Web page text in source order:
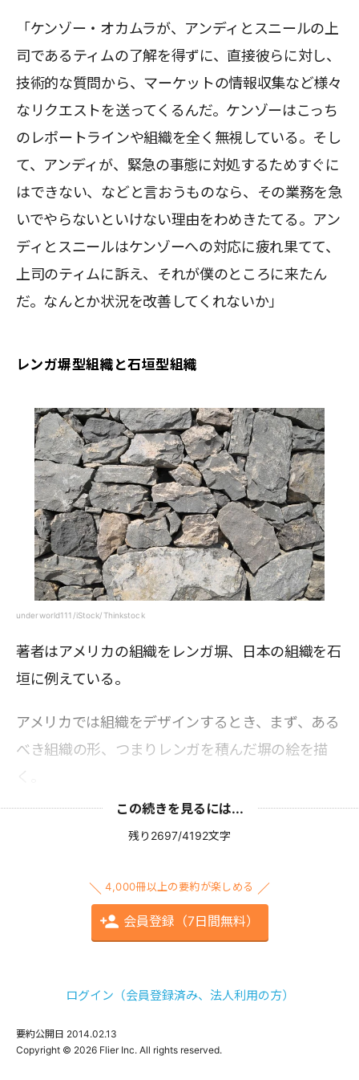
「ケンゾー・オカムラが、アンディとスニールの上
司であるティムの了解を得ずに、直接彼らに対し、
技術的な質問から、マーケットの情報収集など様々
なリクエストを送ってくるんだ。ケンゾーはこっち
のレポートラインや組織を全く無視している。そし
て、アンディが、緊急の事態に対処するためすぐに
はできない、などと言おうものなら、その業務を急
いでやらないといけない理由をわめきたてる。アン
ディとスニールはケンゾーへの対応に疲れ果てて、
上司のティムに訴え、それが僕のところに来たん
だ。なんとか状況を改善してくれないか」
レンガ塀型組織と石垣型組織
underworld111/iStock/Thinkstock
著者はアメリカの組織をレンガ塀、日本の組織を石
垣に例えている。
アメリカでは組織をデザインするとき、まず、ある
べき組織の形、つまりレンガを積んだ塀の絵を描
く。
この続きを見るには...
残り2697/4192文字
4,000冊以上の要約が楽しめる
会員登録（7日間無料）
ログイン（会員登録済み、法人利用の方）
要約公開日 2014.02.13